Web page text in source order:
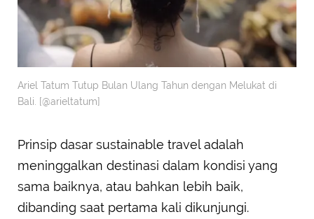
Ariel Tatum Tutup Bulan Ulang Tahun dengan Melukat di
Bali. [@arieltatum]
Prinsip dasar sustainable travel adalah
meninggalkan destinasi dalam kondisi yang
sama baiknya, atau bahkan lebih baik,
dibanding saat pertama kali dikunjungi.